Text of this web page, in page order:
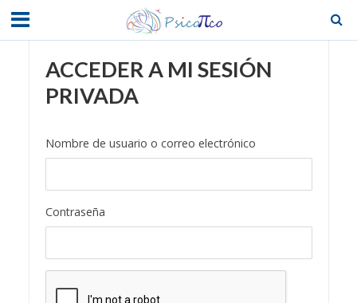
ACCEDER A MI SESIÓN
PRIVADA
Nombre de usuario o correo electrónico
Contraseña